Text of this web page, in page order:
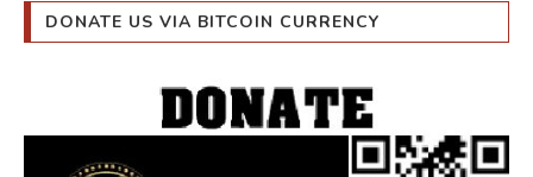
DONATE US VIA BITCOIN CURRENCY